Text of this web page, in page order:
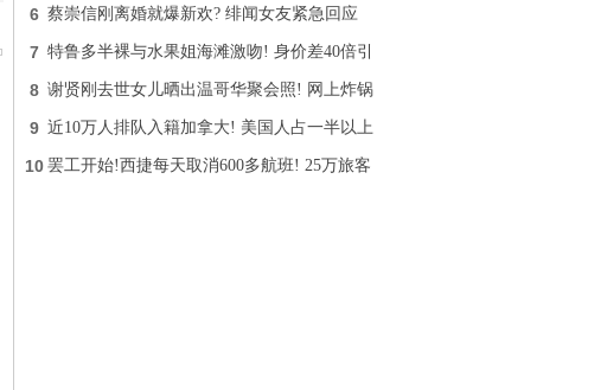
6 蔡崇信刚离婚就爆新欢? 绯闻女友紧急回应
7 特鲁多半裸与水果姐海滩激吻! 身价差40倍引
8 谢贤刚去世女儿晒出温哥华聚会照! 网上炸锅
9 近10万人排队入籍加拿大! 美国人占一半以上
10 罢工开始!西捷每天取消600多航班! 25万旅客